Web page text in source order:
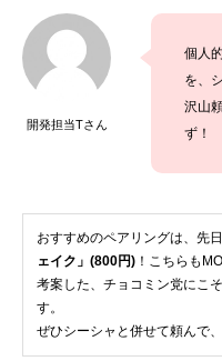
開発担当Tさん
個人
を、
沢山
ず！
おすすめのペアリングは、先
ェイク」(800円) ！こちらも
考案した、チョコミン党にこ
す。
ぜひシーシャと併せて頼んで